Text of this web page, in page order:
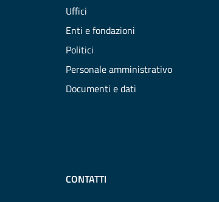
Uffici
Enti e fondazioni
Politici
Personale amministrativo
Documenti e dati
CONTATTI